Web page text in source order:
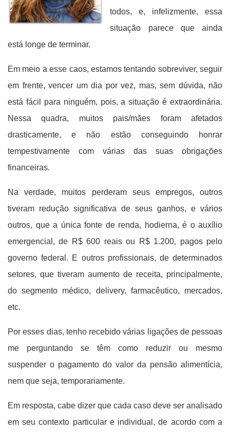
todos, e, infelizmente, essa
situação parece que ainda
está longe de terminar.
Em meio a esse caos, estamos tentando sobreviver, seguir
em frente, vencer um dia por vez, mas, sem dúvida, não
está fácil para ninguém, pois, a situação é extraordinária.
Nessa quadra, muitos pais/mães foram afetados
drasticamente, e não estão conseguindo honrar
tempestivamente com várias das suas obrigações
financeiras.
Na verdade, muitos perderam seus empregos, outros
tiveram redução significativa de seus ganhos, e vários
outros, que a única fonte de renda, hodierna, é o auxílio
emergencial, de R$ 600 reais ou R$ 1.200, pagos pelo
governo federal. E outros profissionais, de determinados
setores, que tiveram aumento de receita, principalmente,
do segmento médico, delivery, farmacêutico, mercados,
etc.
Por esses dias, tenho recebido várias ligações de pessoas
me perguntando se têm como reduzir ou mesmo
suspender o pagamento do valor da pensão alimentícia,
nem que seja, temporariamente.
Em resposta, cabe dizer que cada caso deve ser analisado
em seu contexto particular e individual, de acordo com a